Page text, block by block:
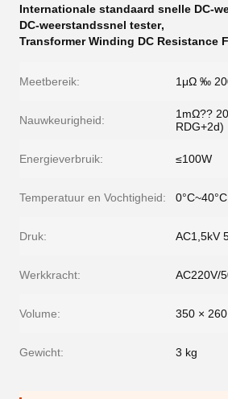
Internationale standaard snelle DC-
DC-weerstandssnel tester,
Transformer Winding DC Resistance
Meetbereik: 1μΩ ‰
Nauwkeurigheid:
1mΩ??
RDG+2d)
Energieverbruik: ≤100W
Temperatuur en Vochtigheid:
Druk: AC1,5kV
Werkkracht: AC220V/
Volume: 350 ×
Gewicht: 3 kg